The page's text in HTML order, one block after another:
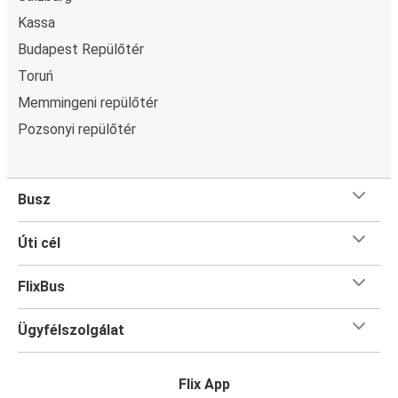
Kassa
Budapest Repülőtér
Toruń
Memmingeni repülőtér
Pozsonyi repülőtér
Busz
Úti cél
FlixBus
Ügyfélszolgálat
Flix App